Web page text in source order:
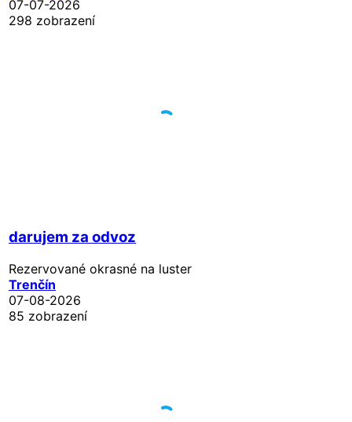
07-07-2026
298 zobrazení
darujem za odvoz
Rezervované okrasné na luster
Trenčín
07-08-2026
85 zobrazení